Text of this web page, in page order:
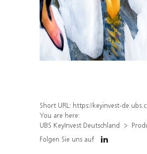
Short URL: https://keyinvest-de.ubs.com/produkt/detail/index/
You are here:
UBS KeyInvest Deutschland
Folgen Sie uns auf